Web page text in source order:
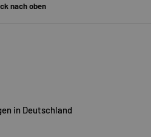
nach oben
in Deutschland